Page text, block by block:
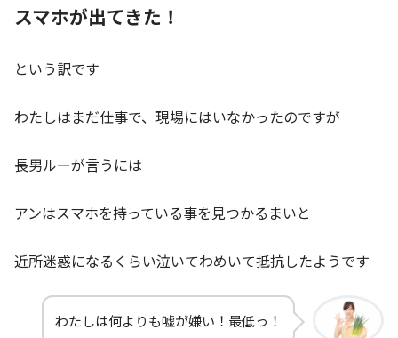
スマホが出てきた！
という訳です
わたしはまだ仕事で、現場にはいなかったのですが
長男ルーが言うには
アンはスマホを持っている事を見つかるまいと
近所迷惑になるくらい泣いてわめいて抵抗したようです
わたしは何よりも嘘が嫌い！最低っ！